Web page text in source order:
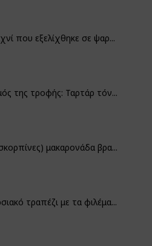
που εξελίχθηκε σε ψαρ...
της τροφής: Ταρτάρ τόν...
μακαρονάδα βρα...
τραπέζι με τα φιλέμα...